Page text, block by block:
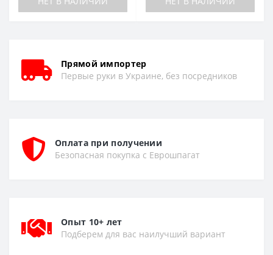
Прямой импортер
Первые руки в Украине, без посредников
Оплата при получении
Безопасная покупка с Еврошпагат
Опыт 10+ лет
Подберем для вас наилучший вариант